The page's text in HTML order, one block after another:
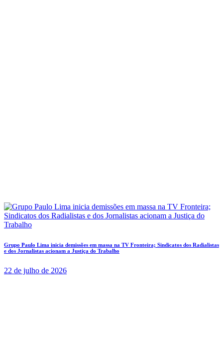
Grupo Paulo Lima inicia demissões em massa na TV Fronteira; Sindicatos dos Radialistas
e dos Jornalistas acionam a Justiça do Trabalho
22 de julho de 2026